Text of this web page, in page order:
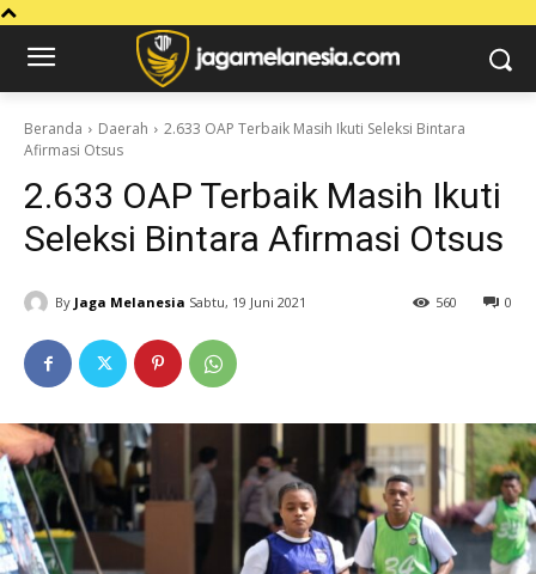
Beranda Daerah
2.633 OAP Terbaik Masih Ikuti Seleksi Bintara
Afirmasi Otsus
2.633 OAP Terbaik Masih Ikuti
Seleksi Bintara Afirmasi Otsus
By Jaga Melanesia Sabtu, 19 Juni 2021 0
560